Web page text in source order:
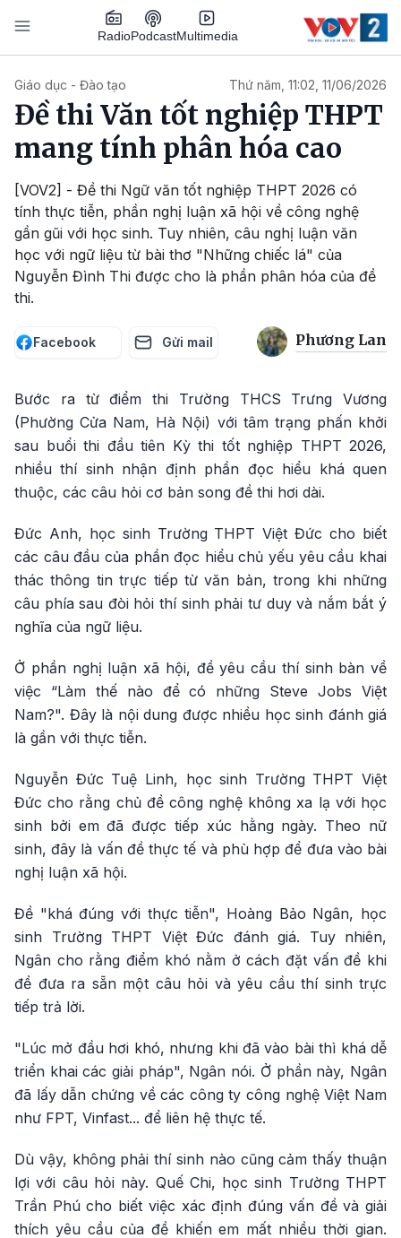
Nhảy đến nội dung
RadioPodcastMultimedia
Giáo dục - Đào tạo Thứ năm, 11:02, 11/06/2026
Đề thi Văn tốt nghiệp THPT
mang tính phân hóa cao
[VOV2] - Đề thi Ngữ văn tốt nghiệp THPT 2026 có
tính thực tiễn, phần nghị luận xã hội về công nghệ
gần gũi với học sinh. Tuy nhiên, câu nghị luận văn
học với ngữ liệu từ bài thơ "Những chiếc lá" của
Nguyễn Đình Thi được cho là phần phân hóa của đề
thi.
Facebook Gửi mail Phương Lan
Bước ra từ điểm thi Trường THCS Trưng Vương
(Phường Cửa Nam, Hà Nội) với tâm trạng phấn khởi
sau buổi thi đầu tiên Kỳ thi tốt nghiệp THPT 2026,
nhiều thí sinh nhận định phần đọc hiểu khá quen
thuộc, các câu hỏi cơ bản song đề thi hơi dài.
Đức Anh, học sinh Trường THPT Việt Đức cho biết
các câu đầu của phần đọc hiểu chủ yếu yêu cầu khai
thác thông tin trực tiếp từ văn bản, trong khi những
câu phía sau đòi hỏi thí sinh phải tư duy và nắm bắt ý
nghĩa của ngữ liệu.
Ở phần nghị luận xã hội, đề yêu cầu thí sinh bàn về
việc “Làm thế nào để có những Steve Jobs Việt
Nam?". Đây là nội dung được nhiều học sinh đánh giá
là gần với thực tiễn.
Nguyễn Đức Tuệ Linh, học sinh Trường THPT Việt
Đức cho rằng chủ đề công nghệ không xa lạ với học
sinh bởi em đã được tiếp xúc hằng ngày. Theo nữ
sinh, đây là vấn đề thực tế và phù hợp để đưa vào bài
nghị luận xã hội.
Đề "khá đúng với thực tiễn", Hoàng Bảo Ngân, học
sinh Trường THPT Việt Đức đánh giá. Tuy nhiên,
Ngân cho rằng điểm khó nằm ở cách đặt vấn đề khi
đề đưa ra sẵn một câu hỏi và yêu cầu thí sinh trực
tiếp trả lời.
"Lúc mở đầu hơi khó, nhưng khi đã vào bài thì khá dễ
triển khai các giải pháp", Ngân nói. Ở phần này, Ngân
đã lấy dẫn chứng về các công ty công nghệ Việt Nam
như FPT, Vinfast... để liên hệ thực tế.
Dù vậy, không phải thí sinh nào cũng cảm thấy thuận
lợi với câu hỏi này. Quế Chi, học sinh Trường THPT
Trần Phú cho biết việc xác định đúng vấn đề và giải
thích yêu cầu của đề khiến em mất nhiều thời gian.